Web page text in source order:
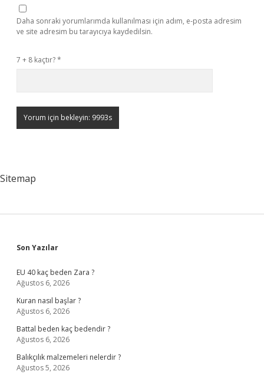
Daha sonraki yorumlarımda kullanılması için adım, e-posta adresim
ve site adresim bu tarayıcıya kaydedilsin.
7 + 8 kaçtır?*
Sitemap
Sidebar
Son Yazılar
EU 40 kaç beden Zara ?
Ağustos 6, 2026
Kuran nasıl başlar ?
Ağustos 6, 2026
Battal beden kaç bedendir ?
Ağustos 6, 2026
Balıkçılık malzemeleri nelerdir ?
Ağustos 5, 2026